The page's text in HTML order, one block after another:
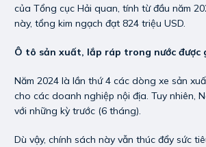
của Tổng cục Hải quan, tính từ đầu năm
này, tổng kim ngạch đạt 824 triệu USD.
Ô tô sản xuất, lắp ráp trong nước được
Năm 2024 là lần thứ 4 các dòng xe sản
cho các doanh nghiệp nội địa. Tuy nhiên,
với những kỳ trước (6 tháng).
Dù vậy, chính sách này vẫn thúc đẩy sức